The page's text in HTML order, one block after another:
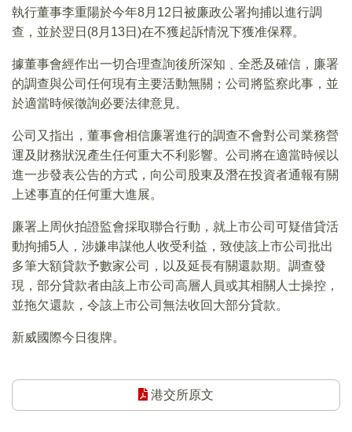
執行董事李重陽於今年8月12日被廉政公署拘捕以進行調
查，並於翌日(8月13日)在不獲起訴情況下獲准保釋。
據董事會經作出一切合理查詢後所深知﹑全悉及確信，廉署
的調查與公司任何現有主要活動無關；公司將監察此事，並
於適當時候徵詢必要法律意見。
公司又指出，董事會相信廉署進行的調查不會對公司業務營
運及財務狀況產生任何重大不利影響。公司將在適當時候以
進一步發表公告的方式，向公司股東及潛在投資者通報有關
上述事直的任何重大進展。
廉署上周伙拍證監會採取聯合行動，就上市公司可疑借貸活
動拘捕5人，涉嫌串謀他人收受利益，致使該上市公司批出
多筆大額貸款予數家公司，以及延長有關還款期。調查發
現，部分貸款者由該上市公司高層人員或其相關人士操控，
並拖欠還款，令該上市公司無法收回大部分貸款。
新威國際今日復牌。
港交所原文